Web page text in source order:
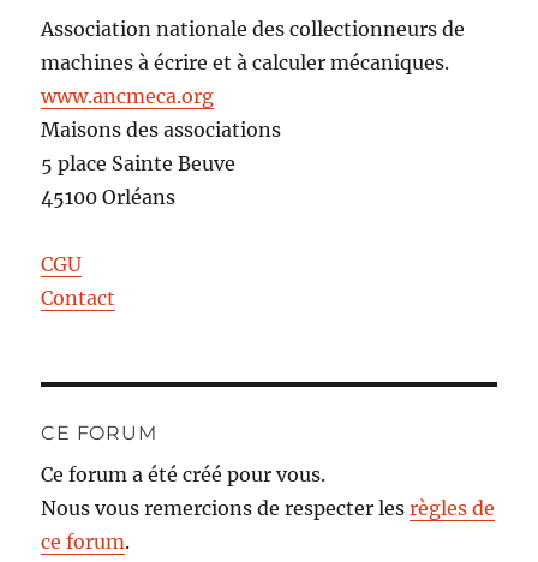
Association nationale des collectionneurs de
machines à écrire et à calculer mécaniques.
www.ancmeca.org
Maisons des associations
5 place Sainte Beuve
45100 Orléans
CGU
Contact
CE FORUM
Ce forum a été créé pour vous.
Nous vous remercions de respecter lesrègles de
ce forum.